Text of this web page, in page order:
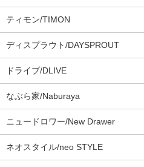
ティモン/TIMON
ディスプラウト/DAYSPROUT
ドライブ/DLIVE
なぶら家/Naburaya
ニュードロワー/New Drawer
ネオスタイル/neo STYLE